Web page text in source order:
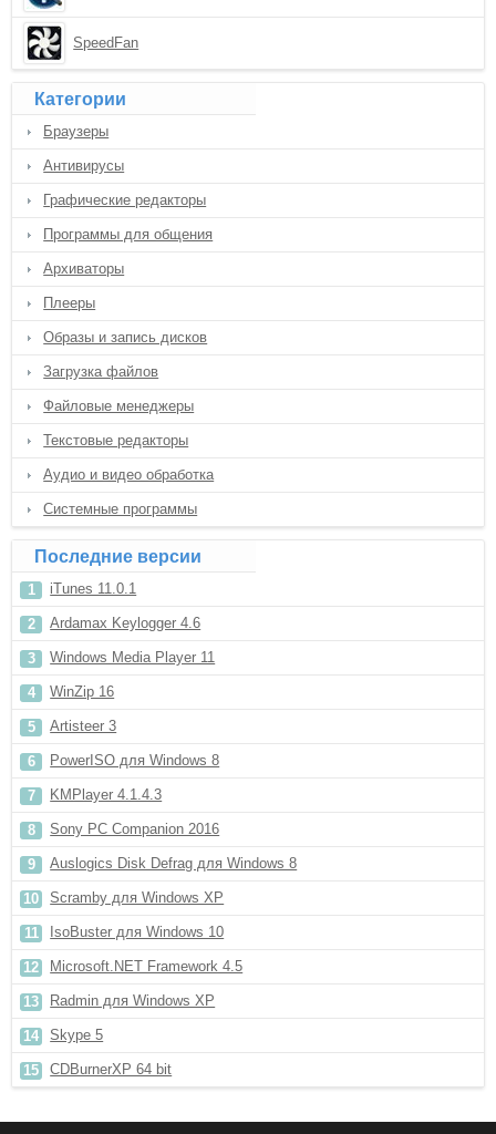
SpeedFan
Категории
Браузеры
Антивирусы
Графические редакторы
Программы для общения
Архиваторы
Плееры
Образы и запись дисков
Загрузка файлов
Файловые менеджеры
Текстовые редакторы
Аудио и видео обработка
Системные программы
Последние версии
iTunes 11.0.1
Ardamax Keylogger 4.6
Windows Media Player 11
WinZip 16
Artisteer 3
PowerISO для Windows 8
KMPlayer 4.1.4.3
Sony PC Companion 2016
Auslogics Disk Defrag для Windows 8
Scramby для Windows XP
IsoBuster для Windows 10
Microsoft.NET Framework 4.5
Radmin для Windows XP
Skype 5
CDBurnerXP 64 bit